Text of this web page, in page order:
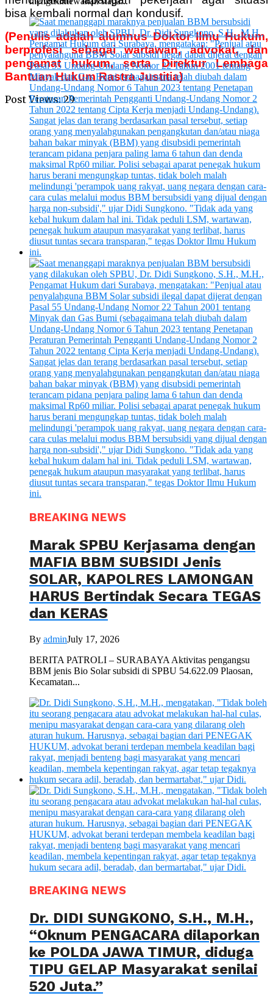
bisa kembali normal dan kondusif.
(Penulis adalah alumnus Doktor Ilmu Hukum,
berprofesi sebagai wartawan, advokat, dan
pengamat hukum, serta Direktur Lembaga
Bantuan Hukum Rastra Justitia)
Post Views: 29
BREAKING NEWS
Marak SPBU Kerjasama dengan
MAFIA BBM SUBSIDI Jenis
SOLAR, KAPOLRES LAMONGAN
HARUS Bertindak Secara TEGAS
dan KERAS
By adminJuly 17, 2026
BERITA PATROLI – SURABAYA Aktivitas pengangsu
BBM jenis Bio Solar subsidi di SPBU 54.622.09 Plaosan,
Kecamatan...
BREAKING NEWS
Dr. DIDI SUNGKONO, S.H., M.H.,
“Oknum PENGACARA dilaporkan
ke POLDA JAWA TIMUR, diduga
TIPU GELAP Masyarakat senilai
520 Juta.”